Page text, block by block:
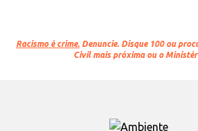
Racismo é crime. Denuncie. Disque 100 ou
Civil mais próxima ou o